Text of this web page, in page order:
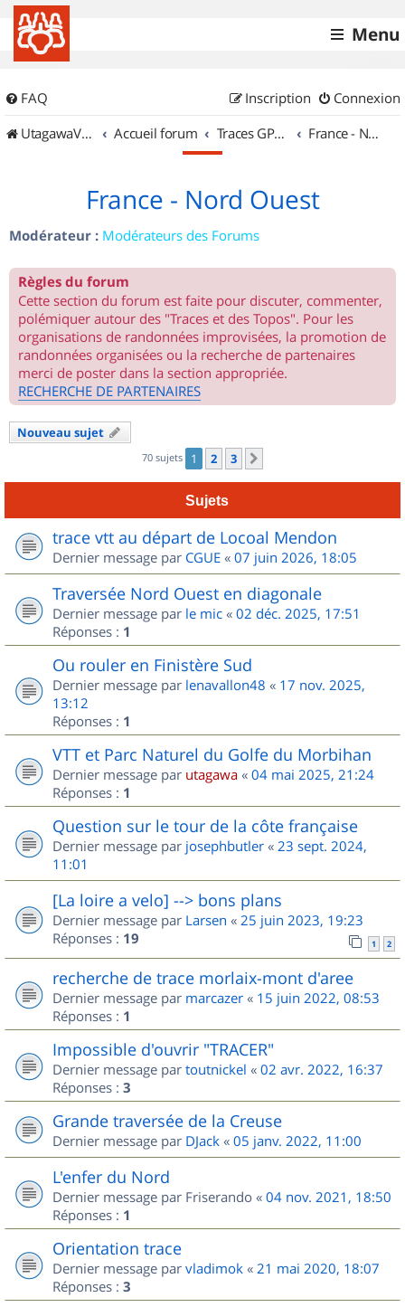
Menu
FAQ Connexion
Inscription
UtagawaVTT (Randos VTT et VTTAE avec traces GPS)
Accueil forum Traces GPS de randos VTT France - Nord Ouest
France - Nord Ouest
Modérateur : Modérateurs des Forums
Règles du forum
Cette section du forum est faite pour discuter, commenter,
polémiquer autour des "Traces et des Topos". Pour les
organisations de randonnées improvisées, la promotion de
randonnées organisées ou la recherche de partenaires
merci de poster dans la section appropriée.
RECHERCHE DE PARTENAIRES
Nouveau sujet
70 sujets 1 2 3
Sujets
trace vtt au départ de Locoal Mendon
Dernier message par CGUE « 07 juin 2026, 18:05
Traversée Nord Ouest en diagonale
Dernier message par le mic « 02 déc. 2025, 17:51
Réponses : 1
Ou rouler en Finistère Sud
Dernier message par lenavallon48 « 17 nov. 2025,
13:12
Réponses : 1
VTT et Parc Naturel du Golfe du Morbihan
Dernier message par utagawa « 04 mai 2025, 21:24
Réponses : 1
Question sur le tour de la côte française
Dernier message par josephbutler « 23 sept. 2024,
11:01
[La loire a velo] --> bons plans
Dernier message par Larsen « 25 juin 2023, 19:23
Réponses : 19 1 2
recherche de trace morlaix-mont d'aree
Dernier message par marcazer « 15 juin 2022, 08:53
Réponses : 1
Impossible d'ouvrir "TRACER"
Dernier message par toutnickel « 02 avr. 2022, 16:37
Réponses : 3
Grande traversée de la Creuse
Dernier message par DJack « 05 janv. 2022, 11:00
L'enfer du Nord
Dernier message par Friserando « 04 nov. 2021, 18:50
Réponses : 1
Orientation trace
Dernier message par vladimok « 21 mai 2020, 18:07
Réponses : 3